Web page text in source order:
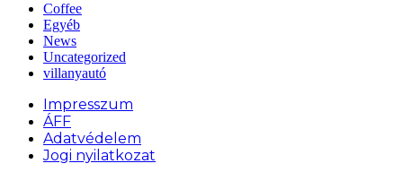
Coffee
Egyéb
News
Uncategorized
villanyautó
Impresszum
ÁFF
Adatvédelem
Jogi nyilatkozat